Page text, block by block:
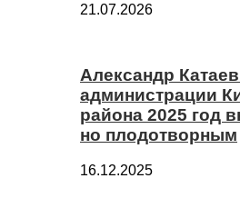
21.07.2026
Александр
администрации
района 2025 год
но плодотворным
16.12.2025